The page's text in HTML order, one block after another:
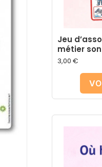
Jeu
métier
3,00 €